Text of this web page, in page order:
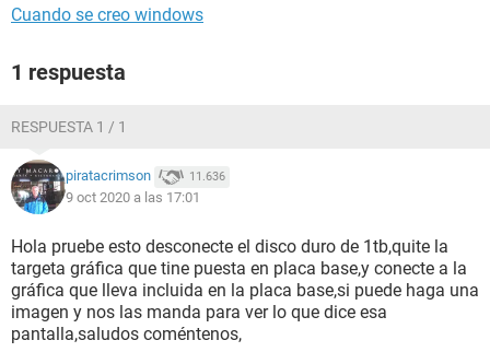
Es una PC armada, la tengo en funcionamiento desde hace
Cuando se creo windows
1 respuesta
RESPUESTA 1 / 1
piratacrimson 11.636
9 oct 2020 a las 17:01
Hola pruebe esto desconecte el disco duro de 1tb,quite la
targeta gráfica que tine puesta en placa base,y conecte a la
gráfica que lleva incluida en la placa base,si puede haga una
imagen y nos las manda para ver lo que dice esa
pantalla,saludos coméntenos,